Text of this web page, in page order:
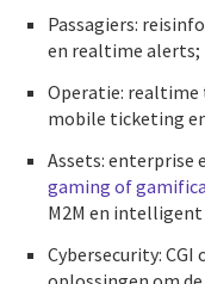
Passagiers:
en realtime alerts;
Operatie:
mobile ticketing
Assets: enterprise
gaming of
M2M en
Cybersecurity: